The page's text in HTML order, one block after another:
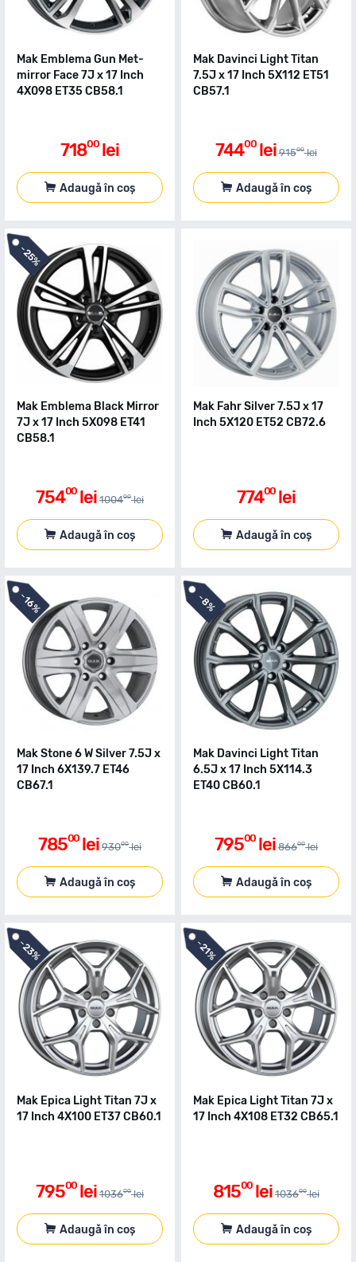
Mak Emblema Gun Met-
mirror Face 7J x 17 Inch
4X098 ET35 CB58.1
71800 lei
Adaugă în coș
Mak Davinci Light Titan
7.5J x 17 Inch 5X112 ET51
CB57.1
74400 lei 91500 lei
Adaugă în coș
-25%
Mak Emblema Black Mirror
7J x 17 Inch 5X098 ET41
CB58.1
75400 lei 100400 lei
Adaugă în coș
Mak Fahr Silver 7.5J x 17
Inch 5X120 ET52 CB72.6
77400 lei
Adaugă în coș
-16%
Mak Stone 6 W Silver 7.5J x
17 Inch 6X139.7 ET46
CB67.1
78500 lei 93000 lei
Adaugă în coș
-
8%
Mak Davinci Light Titan
6.5J x 17 Inch 5X114.3
ET40 CB60.1
79500 lei 86600 lei
Adaugă în coș
-23%
Mak Epica Light Titan 7J x
17 Inch 4X100 ET37 CB60.1
79500 lei 103600 lei
Adaugă în coș
-21%
Mak Epica Light Titan 7J x
17 Inch 4X108 ET32 CB65.1
81500 lei 103600 lei
Adaugă în coș